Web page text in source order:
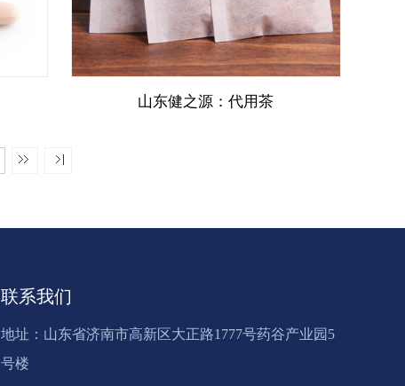
山东健之源：代用茶
联系我们
地址：山东省济南市高新区大正路1777号药谷产业园5
号楼